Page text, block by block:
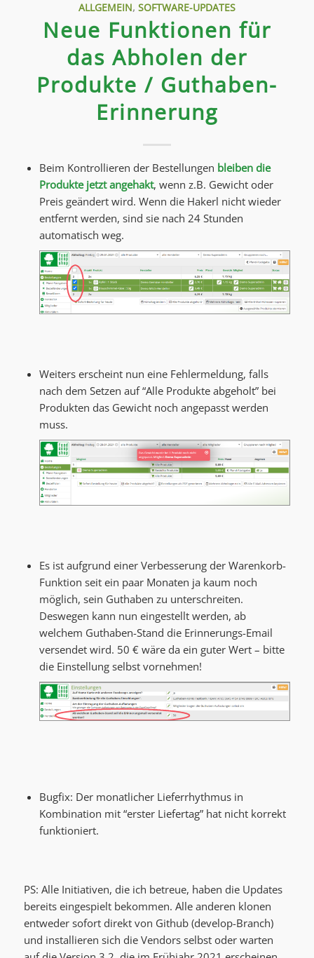
ALLGEMEIN, SOFTWARE-UPDATES
Neue Funktionen für
das Abholen der
Produkte / Guthaben-
Erinnerung
Beim Kontrollieren der Bestellungen bleiben die
Produkte jetzt angehakt, wenn z.B. Gewicht oder
Preis geändert wird. Wenn die Hakerl nicht wieder
entfernt werden, sind sie nach 24 Stunden
automatisch weg.
Weiters erscheint nun eine Fehlermeldung, falls
nach dem Setzen auf “Alle Produkte abgeholt” bei
Produkten das Gewicht noch angepasst werden
muss.
Es ist aufgrund einer Verbesserung der Warenkorb-
Funktion seit ein paar Monaten ja kaum noch
möglich, sein Guthaben zu unterschreiten.
Deswegen kann nun eingestellt werden, ab
welchem Guthaben-Stand die Erinnerungs-Email
versendet wird. 50 € wäre da ein guter Wert – bitte
die Einstellung selbst vornehmen!
Bugfix: Der monatlicher Lieferrhythmus in
Kombination mit “erster Liefertag” hat nicht korrekt
funktioniert.
PS: Alle Initiativen, die ich betreue, haben die Updates
bereits eingespielt bekommen. Alle anderen klonen
entweder sofort direkt von Github (develop-Branch)
und installieren sich die Vendors selbst oder warten